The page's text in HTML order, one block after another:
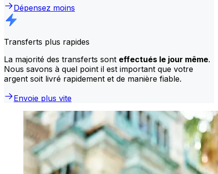
Dépensez moins
Transferts plus rapides
La majorité des transferts sont effectués le jour même.
Nous savons à quel point il est important que votre
argent soit livré rapidement et de manière fiable.
Envoie plus vite